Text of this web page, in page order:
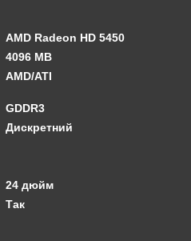
AMD Radeon HD 5450
4096 MB
AMD/ATI
GDDR3
Дискретний
24 дюйм
Так